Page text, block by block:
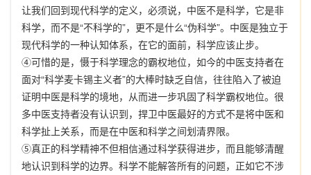
让我们回到现代科学的定义，必须说，中医不是科学，它是非
科学，而不是“不科学的”，更不是什么“伪科学”。中医是独立于
现代科学的一种认知体系，在它的面前，科学应该止步。
④可惜的是，慑于科学理念的霸权地位，如今的中医支持者在
面对“科学麦卡锡主义者”的大棒时缺乏自信，往往陷入了被迫
证明中医是科学的境地，从而进一步巩固了科学霸权地位。很
多中医支持者没有认识到，捍卫中医最好的方式不是将中医和
科学扯上关系，而是在中医和科学之间划清界限。
⑤真正的科学精神不但相信通过科学获得进步，而且能够清醒
地认识到科学的边界。科学不能解答所有的问题，正如它不涉